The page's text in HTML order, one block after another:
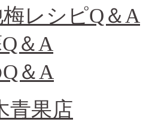
レシピQ＆A
＆A
＆A
青果店